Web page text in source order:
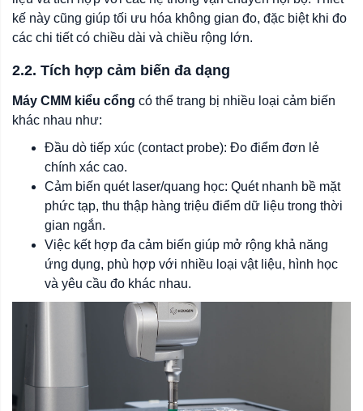
kế này cũng giúp tối ưu hóa không gian đo, đặc biệt khi đo
các chi tiết có chiều dài và chiều rộng lớn.
2.2. Tích hợp cảm biến đa dạng
Máy CMM kiểu cổng có thể trang bị nhiều loại cảm biến
khác nhau như:
Đầu dò tiếp xúc (contact probe): Đo điểm đơn lẻ
chính xác cao.
Cảm biến quét laser/quang học: Quét nhanh bề mặt
phức tạp, thu thập hàng triệu điểm dữ liệu trong thời
gian ngắn.
Việc kết hợp đa cảm biến giúp mở rộng khả năng
ứng dụng, phù hợp với nhiều loại vật liệu, hình học
và yêu cầu đo khác nhau.